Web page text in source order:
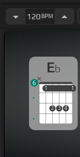
he
yo sé
gana y se[Bbm]
pierde baby
quisiera[Ab]
120BPM
Eb
1
2 3 4
1
1 1
6